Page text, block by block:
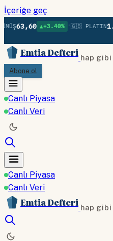
İçeriğe geç
63,60 ▲+3.40% •🇬🇧 PLATIN
Emtia Defteri hap gibi
Abone ol
Canlı Piyasa
Canlı Veri
Canlı Piyasa
Canlı Veri
Emtia Defteri hap gibi